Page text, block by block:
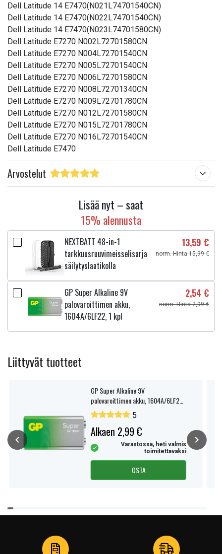
Dell Latitude 14 E7470(N021L74701540CN)
Dell Latitude 14 E7470(N022L74701540CN)
Dell Latitude 14 E7470(N023L74701580CN)
Dell Latitude E7270 N002L72701580CN
Dell Latitude E7270 N004L72701540CN
Dell Latitude E7270 N005L72701540CN
Dell Latitude E7270 N006L72701580CN
Dell Latitude E7270 N008L72701340CN
Dell Latitude E7270 N009L72701780CN
Dell Latitude E7270 N012L72701580CN
Dell Latitude E7270 N015L72701780CN
Dell Latitude E7270 N016L72701540CN
Dell Latitude E7470
Arvostelut
Lisää nyt – saat
15% alennusta
NEXTBATT 48-in-1
tarkkuusruuvimeisselisarja
säilytyslaatikolla
13,59 €
norm. Hinta 15,99 €
GP Super Alkaline 9V
palovaroittimen akku,
1604A/6LF22, 1 kpl
2,54 €
norm. Hinta 2,99 €
Liittyvät tuotteet
GP Super Alkaline 9V
palovaroittimen akku, 1604A/6LF22,
1 kpl
5
Alkaen 2,99 €
Varastossa, heti valmis
toimitettavaksi
OSTA
Item
1